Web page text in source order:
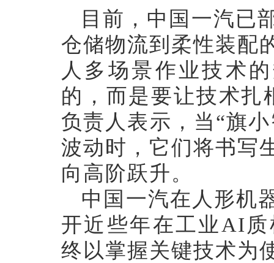
目前，中国一汽已
仓储物流到柔性装配
人多场景作业技术
的，而是要让技术扎
负责人表示，当“旗
波动时，它们将书写
向高阶跃升。
中国一汽在人形机
开近些年在工业 AI质
终以掌握关键技术为